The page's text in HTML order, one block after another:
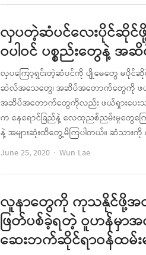
လှပတဲ့ဆံပင်လေးပိုင်ဆိုင်
ဝပါဝင် ပစ္စည်းတွေနဲ့
လှပကြော့ရှင်းတဲ့ဆံပင်ကို ပျိုမေတွေ မပိုင်ဆို
ဆဲလ်အသေတွေ၊ အဆိပ်အတောက်တွေကို ဖ
အဆိပ်အတောက်တွေကိုလည်း ဖယ်ရှားပေးသင့်
က နေရောင်ခြည်နဲ့ လေထုညစ်ညမ်းမှုတွေကြ
နဲ့ အများဆုံးထိတွေ့မိကြပါတယ်။ ဆံသား
June 25, 2020
Author
Wun Lae
လူနာတွေကို ကုသနိုင်ဖို့
ဖြတ်ပစ်ခဲ့ရတဲ့ ဝူဟန်မှာ
ဆေးဘက်ဆိုင်ရာဝန်ထမ်းမ